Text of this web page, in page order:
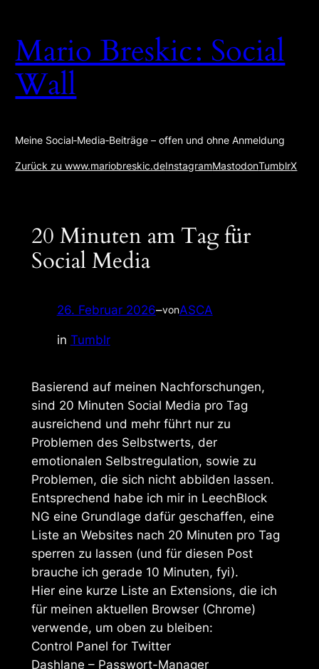
springen
Mario Breskic : Social
Wall
Meine Social‑Media‑Beiträge – offen und ohne Anmeldung
Zurück zu www.mariobreskic.deInstagramMastodonTumblrX
20 Minuten am Tag für
Social Media
26. Februar 2026–vonASCA
in Tumblr
Basierend auf meinen Nachforschungen,
sind 20 Minuten Social Media pro Tag
ausreichend und mehr führt nur zu
Problemen des Selbstwerts, der
emotionalen Selbstregulation, sowie zu
Problemen, die sich nicht abbilden lassen.
Entsprechend habe ich mir in LeechBlock
NG eine Grundlage dafür geschaffen, eine
Liste an Websites nach 20 Minuten pro Tag
sperren zu lassen (und für diesen Post
brauche ich gerade 10 Minuten, fyi).
Hier eine kurze Liste an Extensions, die ich
für meinen aktuellen Browser (Chrome)
verwende, um oben zu bleiben:
Control Panel for Twitter
Dashlane – Passwort-Manager